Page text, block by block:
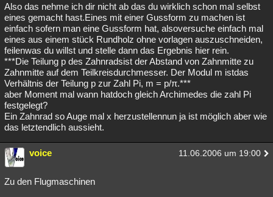
Also das nehme ich dir nicht ab das du wirklich schon mal selbst
eines gemacht hast.Eines mit einer Gussform zu machen ist
einfach sofern man eine Gussform hat, alsoversuche einfach mal
eines aus einem stück Rundholz ohne vorlagen auszuschneiden,
feilenwas du willst und stelle dann das Ergebnis hier rein.
***Die Teilung p des Zahnradsist der Abstand von Zahnmitte zu
Zahnmitte auf dem Teilkreisdurchmesser. Der Modul m istdas
Verhältnis der Teilung p zur Zahl Pi, m = p/π.***
aber Moment mal wann hatdoch gleich Archimedes die zahl Pi
festgelegt?
Ein Zahnrad so Auge mal x herzustellennun ja ist möglich aber wie
das letztendlich aussieht.
voice 11.06.2006 um 19:00
Zu den Flugmaschinen